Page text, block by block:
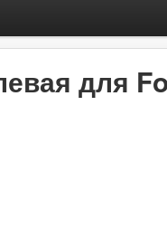
для